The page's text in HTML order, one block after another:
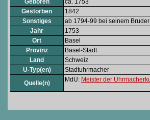
Geboren
ca. 1753
Gestorben
1842
Sonstiges
ab 1794-99 bei seinem
Jahr
1753
Ort
Basel
Provinz
Basel-Stadt
Land
Schweiz
U-Typ(en)
Stadtuhrmacher
Quelle(n)
MdU: Meister der